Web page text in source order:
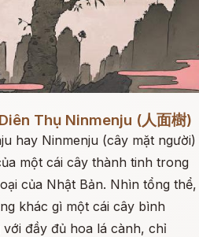
Thụ Ninmenju (人面樹)
hay Ninmenju (cây mặt người)
một cái cây thành tinh trong
của Nhật Bản. Nhìn tổng thể,
khác gì một cái cây bình
đầy đủ hoa lá cành, chỉ